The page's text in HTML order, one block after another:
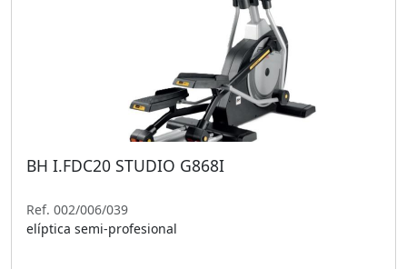
BH I.FDC20 STUDIO G868I
Ref. 002/006/039
elíptica semi-profesional